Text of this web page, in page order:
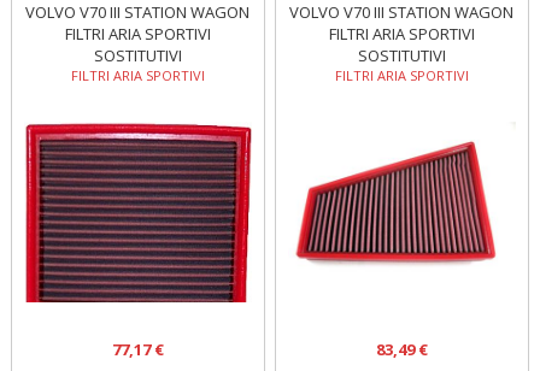
VOLVO V70 III STATION WAGON
FILTRI ARIA SPORTIVI
SOSTITUTIVI
FILTRI ARIA SPORTIVI
77,17 €
VOLVO V70 III STATION WAGON
FILTRI ARIA SPORTIVI
SOSTITUTIVI
FILTRI ARIA SPORTIVI
83,49 €